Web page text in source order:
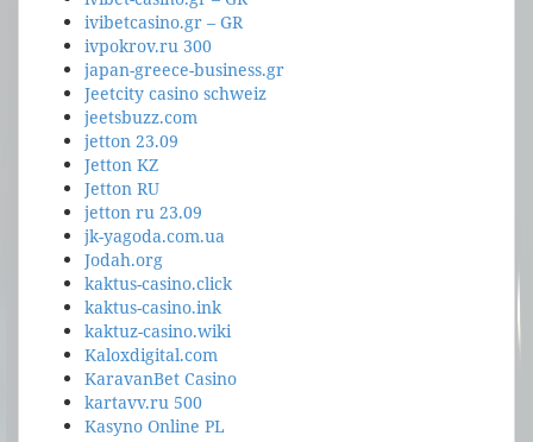
ivibetcasino.gr – GR
ivpokrov.ru 300
japan-greece-business.gr
Jeetcity casino schweiz
jeetsbuzz.com
jetton 23.09
Jetton KZ
Jetton RU
jetton ru 23.09
jk-yagoda.com.ua
Jodah.org
kaktus-casino.click
kaktus-casino.ink
kaktuz-casino.wiki
Kaloxdigital.com
KaravanBet Casino
kartavv.ru 500
Kasyno Online PL